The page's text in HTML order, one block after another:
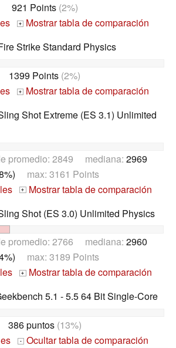
921 Points(2%)
+
Mostrar tabla de comparación
Strike Standard Physics
1399 Points (2%)
+
Mostrar tabla de comparación
Shot Extreme (ES 3.1) Unlimited
promedio: 2849 mediana: 2969
max: 3161 Points
+ Mostrar tabla de comparación
Shot (ES 3.0) Unlimited Physics
promedio: 2766 mediana: 2960
max: 3189 Points
+ Mostrar tabla de comparación
5.1 - 5.5 64 Bit Single-Core
386 puntos(13%)
- Ocultar tabla de comparación